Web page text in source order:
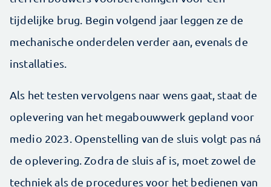
tijdelijke brug. Begin volgend jaar leggen ze de
mechanische onderdelen verder aan, evenals de
installaties.
Als het testen vervolgens naar wens gaat, staat de
oplevering van het megabouwwerk gepland voor
medio 2023. Openstelling van de sluis volgt pas ná
de oplevering. Zodra de sluis af is, moet zowel de
techniek als de procedures voor het bedienen van